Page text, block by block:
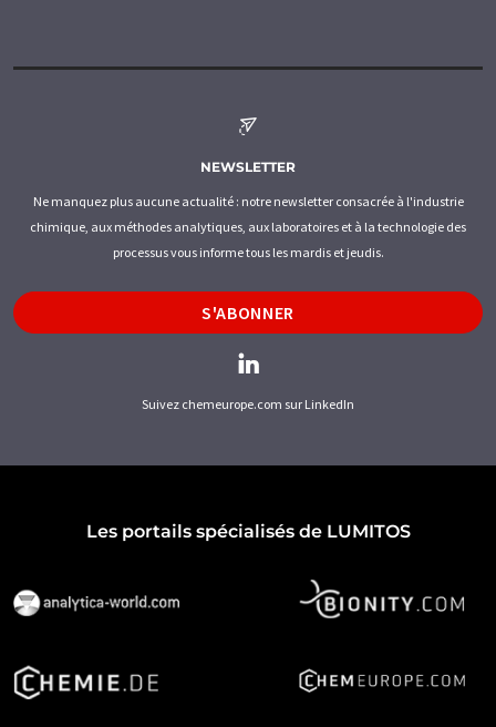
NEWSLETTER
Ne manquez plus aucune actualité : notre newsletter consacrée à l'industrie
chimique, aux méthodes analytiques, aux laboratoires et à la technologie des
processus vous informe tous les mardis et jeudis.
S'ABONNER
Suivez chemeurope.com sur LinkedIn
Les portails spécialisés de LUMITOS